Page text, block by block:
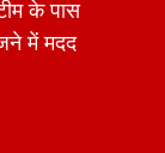
के पास
में मदद